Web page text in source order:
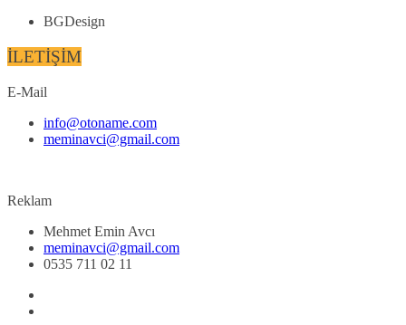
BGDesign
İLETİŞİM
E-Mail
info@otoname.com
meminavci@gmail.com
Reklam
Mehmet Emin Avcı
meminavci@gmail.com
0535 711 02 11